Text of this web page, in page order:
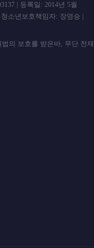
| 등록일: 2014년 5월
소년보호책임자: 장영승 |
의 보호를 받은바, 무단 전
금합니